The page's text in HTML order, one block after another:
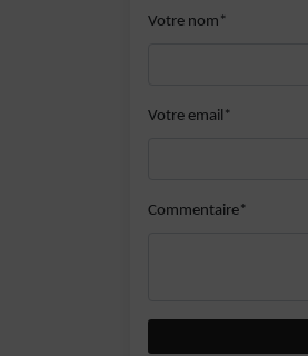
Votre nom*
Votre email*
Commentaire*